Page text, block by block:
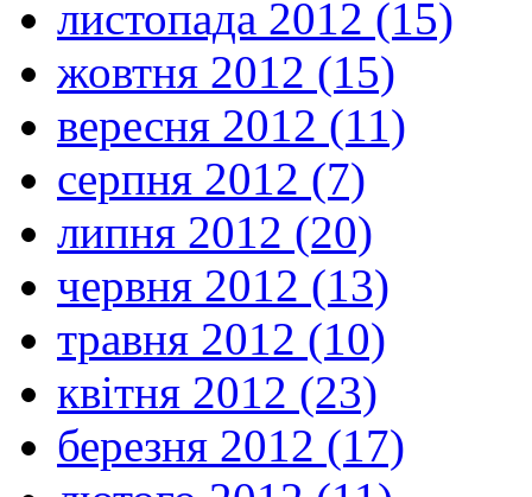
листопада 2012 (15)
жовтня 2012 (15)
вересня 2012 (11)
серпня 2012 (7)
липня 2012 (20)
червня 2012 (13)
травня 2012 (10)
квітня 2012 (23)
березня 2012 (17)